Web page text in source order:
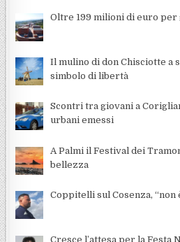
Oltre 199 milioni di euro per
Il mulino di don Chisciotte a
simbolo di libertà
Scontri tra giovani a
urbani emessi
A Palmi il Festival dei
bellezza
Coppitelli sul Cosenza, “non
Cresce l’attesa per la Festa